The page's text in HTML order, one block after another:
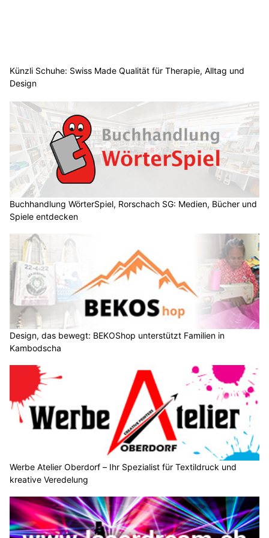
Künzli Schuhe: Swiss Made Qualität für Therapie, Alltag und
Design
Buchhandlung WörterSpiel, Rorschach SG: Medien, Bücher und
Spiele entdecken
Design, das bewegt: BEKOShop unterstützt Familien in
Kambodscha
Werbe Atelier Oberdorf – Ihr Spezialist für Textildruck und
kreative Veredelung